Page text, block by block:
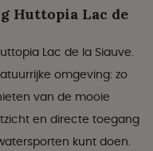
Huttopia Lac de
Lac de la Siauve.
omgeving: zo
van de mooie
en directe toegang
kunt doen.